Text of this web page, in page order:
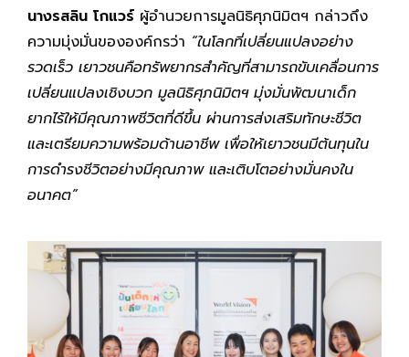
นางรสลิน โกแวร์ ผู้อำนวยการมูลนิธิศุภนิมิตฯ กล่าวถึง
ความมุ่งมั่นขององค์กรว่า “ในโลกที่เปลี่ยนแปลงอย่าง
รวดเร็ว เยาวชนคือทรัพยากรสำคัญที่สามารถขับเคลื่อนการ
เปลี่ยนแปลงเชิงบวก มูลนิธิศุภนิมิตฯ มุ่งมั่นพัฒนาเด็ก
ยากไร้ให้มีคุณภาพชีวิตที่ดีขึ้น ผ่านการส่งเสริมทักษะชีวิต
และเตรียมความพร้อมด้านอาชีพ เพื่อให้เยาวชนมีต้นทุนใน
การดำรงชีวิตอย่างมีคุณภาพ และเติบโตอย่างมั่นคงใน
อนาคต”